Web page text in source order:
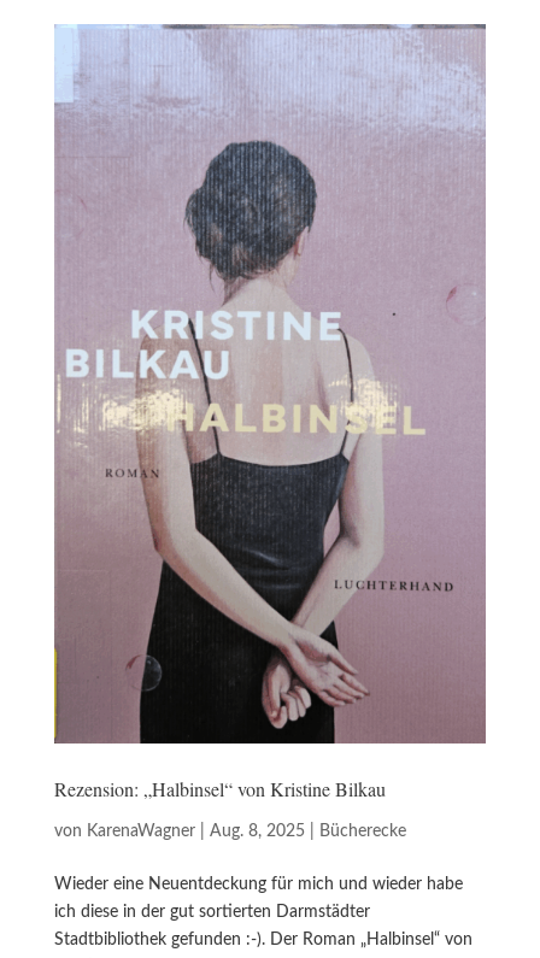
Rezension: „Halbinsel“ von Kristine Bilkau
von KarenaWagner| Aug. 8, 2025| Bücherecke
Wieder eine Neuentdeckung für mich und wieder habe
ich diese in der gut sortierten Darmstädter
Stadtbibliothek gefunden :-). Der Roman „Halbinsel“ von